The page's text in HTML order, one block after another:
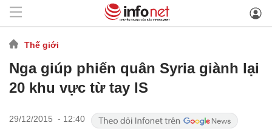
Thế giới
Nga giúp phiến quân Syria giành lại
20 khu vực từ tay IS
29/12/2015 - 12:40